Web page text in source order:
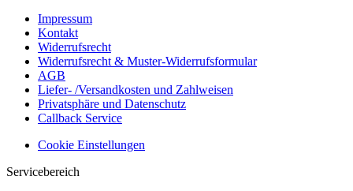
Impressum
Kontakt
Widerrufsrecht
Widerrufsrecht & Muster-Widerrufsformular
AGB
Liefer- /Versandkosten und Zahlweisen
Privatsphäre und Datenschutz
Callback Service
Cookie Einstellungen
Servicebereich